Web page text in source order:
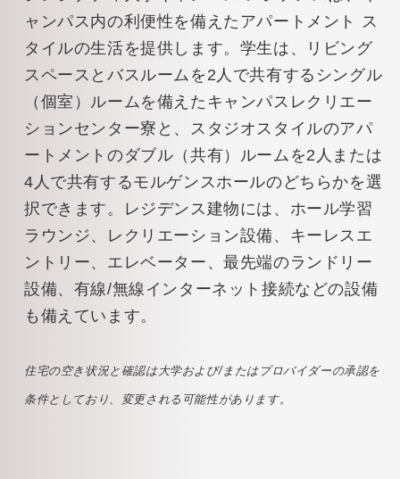
ャンパス内の利便性を備えたアパートメント ス
タイルの生活を提供します。学生は、リビング
スペースとバスルームを2人で共有するシングル
（個室）ルームを備えたキャンパスレクリエー
ションセンター寮と、スタジオスタイルのアパ
ートメントのダブル（共有）ルームを2人または
4人で共有するモルゲンスホールのどちらかを選
択できます。レジデンス建物には、ホール学習
ラウンジ、レクリエーション設備、キーレスエ
ントリー、エレベーター、最先端のランドリー
設備、有線/無線インターネット接続などの設備
も備えています。
住宅の空き状況と確認は大学および/またはプロバイダーの承認を
条件としており、変更される可能性があります。